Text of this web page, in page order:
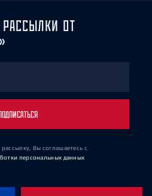
ОТ
Вы соглашаетесь с
персональных данных